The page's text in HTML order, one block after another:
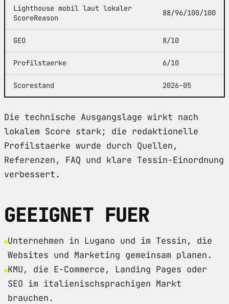
Lighthouse mobil laut lokaler
ScoreReason
88/96/100/100
GEO 8/10
Profilstaerke 6/10
Scorestand 2026-05
Die technische Ausgangslage wirkt nach
lokalem Score stark; die redaktionelle
Profilstaerke wurde durch Quellen,
Referenzen, FAQ und klare Tessin-Einordnung
verbessert.
GEEIGNET FUER
Unternehmen in Lugano und im Tessin, die
Websites und Marketing gemeinsam planen.
KMU, die E-Commerce, Landing Pages oder
SEO im italienischsprachigen Markt
brauchen.